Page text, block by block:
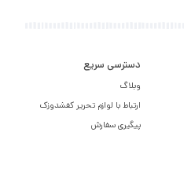
دسترسی سریع
وبلاگ
ارتباط با لوازم تحریر کفشدوزک
پیگیری سفارش